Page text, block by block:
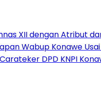
XII dengan Atribut
Wabup Konawe
Carateker DPD KNPI